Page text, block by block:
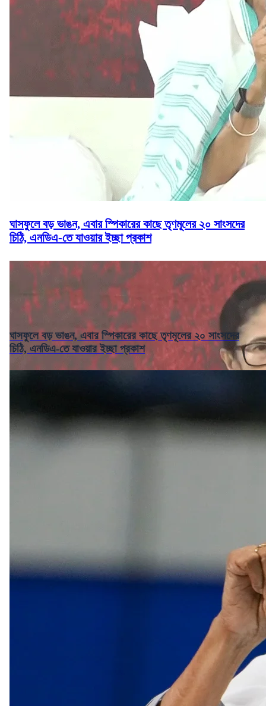
ঘাসফুলে বড় ভাঙন, এবার স্পিকারের কাছে তৃণমূলের ২০ সাংসদের
চিঠি, এনডিএ-তে যাওয়ার ইচ্ছা প্রকাশ
ঘাসফুলে বড় ভাঙন, এবার স্পিকারের কাছে তৃণমূলের ২০ সাংসদের
চিঠি, এনডিএ-তে যাওয়ার ইচ্ছা প্রকাশ